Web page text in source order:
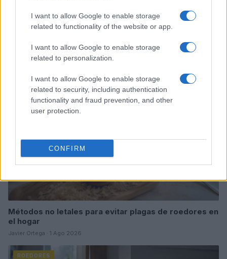
I want to allow Google to enable storage
related to functionality of the website or app.
I want to allow Google to enable storage
related to personalization.
I want to allow Google to enable storage
related to security, including authentication
functionality and fraud prevention, and other
user protection.
CONFIRM
Cómo mejorar el bienestar de ratones y hámsteres
Lucía Fernández · 1 Ago 2026
Métodos no letales para evitar plagas de roedores en
el hogar
Javier Ortega · 1 Ago 2026
ROEDORES